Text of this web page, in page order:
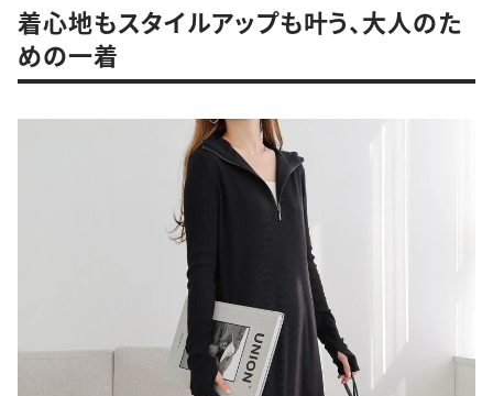
着心地もスタイルアップも叶う、大人のた
めの一着